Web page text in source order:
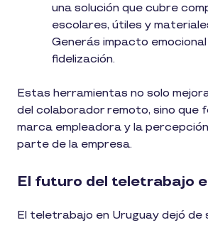
una solución que cubre
escolares, útiles y
Generás impacto
fidelización.
Estas herramientas no solo
del colaborador remoto, sino que
marca empleadora y la
parte de la empresa.
El futuro del teletrabajo
El teletrabajo en Uruguay dejó de